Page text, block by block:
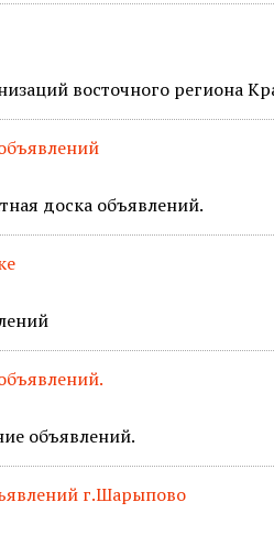
восточного региона
доска объявлений.
объявлений.
г.Шарыпово